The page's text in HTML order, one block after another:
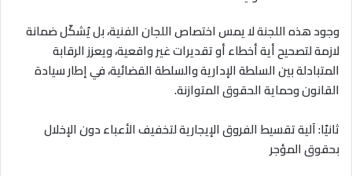
وجود هذه اللجنة لا يمس اختصاص اللجان الفنية، بل يُشكّل ضمانة
لازمة لتصحيح أية أخطاء أو تقديرات غير واقعية، ويعزز الرقابة
المتبادلة بين السلطة الإدارية والسلطة القضائية، في إطار سيادة
القانون وحماية الحقوق المتوازنة.
ثانيًا: آلية تقسيط الفروق الإيجارية لتخفيف الأعباء دون الإخلال
بحقوق المؤجر